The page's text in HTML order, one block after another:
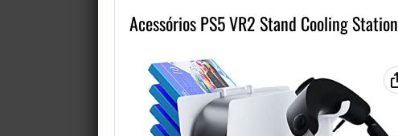
Acessórios PS5 VR2 Stand Cooling Station